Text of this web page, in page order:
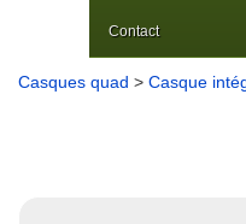
Contact
Casques quad > Casque